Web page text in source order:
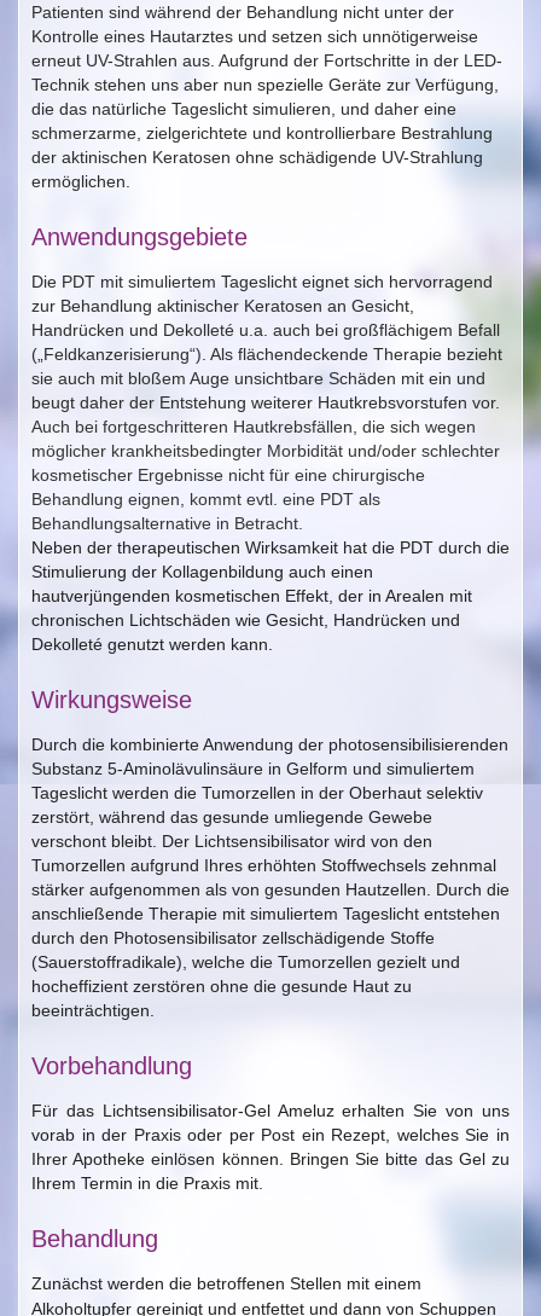
Patienten sind während der Behandlung nicht unter der
Kontrolle eines Hautarztes und setzen sich unnötigerweise
erneut UV-Strahlen aus. Aufgrund der Fortschritte in der LED-
Technik stehen uns aber nun spezielle Geräte zur Verfügung,
die das natürliche Tageslicht simulieren, und daher eine
schmerzarme, zielgerichtete und kontrollierbare Bestrahlung
der aktinischen Keratosen ohne schädigende UV-Strahlung
ermöglichen.
Anwendungsgebiete
Die PDT mit simuliertem Tageslicht eignet sich hervorragend
zur Behandlung aktinischer Keratosen an Gesicht,
Handrücken und Dekolleté u.a. auch bei großflächigem Befall
(„Feldkanzerisierung“). Als flächendeckende Therapie bezieht
sie auch mit bloßem Auge unsichtbare Schäden mit ein und
beugt daher der Entstehung weiterer Hautkrebsvorstufen vor.
Auch bei fortgeschritteren Hautkrebsfällen, die sich wegen
möglicher krankheitsbedingter Morbidität und/oder schlechter
kosmetischer Ergebnisse nicht für eine chirurgische
Behandlung eignen, kommt evtl. eine PDT als
Behandlungsalternative in Betracht.
Neben der therapeutischen Wirksamkeit hat die PDT durch die
Stimulierung der Kollagenbildung auch einen
hautverjüngenden kosmetischen Effekt, der in Arealen mit
chronischen Lichtschäden wie Gesicht, Handrücken und
Dekolleté genutzt werden kann.
Wirkungsweise
Durch die kombinierte Anwendung der photosensibilisierenden
Substanz 5-Aminolävulinsäure in Gelform und simuliertem
Tageslicht werden die Tumorzellen in der Oberhaut selektiv
zerstört, während das gesunde umliegende Gewebe
verschont bleibt. Der Lichtsensibilisator wird von den
Tumorzellen aufgrund Ihres erhöhten Stoffwechsels zehnmal
stärker aufgenommen als von gesunden Hautzellen. Durch die
anschließende Therapie mit simuliertem Tageslicht entstehen
durch den Photosensibilisator zellschädigende Stoffe
(Sauerstoffradikale), welche die Tumorzellen gezielt und
hocheffizient zerstören ohne die gesunde Haut zu
beeinträchtigen.
Vorbehandlung
Für das Lichtsensibilisator-Gel Ameluz erhalten Sie von uns
vorab in der Praxis oder per Post ein Rezept, welches Sie in
Ihrer Apotheke einlösen können. Bringen Sie bitte das Gel zu
Ihrem Termin in die Praxis mit.
Behandlung
Zunächst werden die betroffenen Stellen mit einem
Alkoholtupfer gereinigt und entfettet und dann von Schuppen